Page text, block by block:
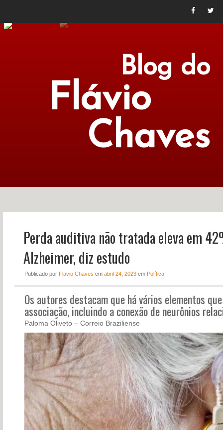
Blog do
Flávio
Chaves
NOTÍCIAS PERFIL
Perda auditiva não tratada eleva em
Alzheimer, diz estudo
Publicado por Flavio Chaves em abril 24, 2023em Política
Os autores destacam que há vários elementos
associação, incluindo a conexão de neurônios
Paloma Oliveto – Correio Braziliense